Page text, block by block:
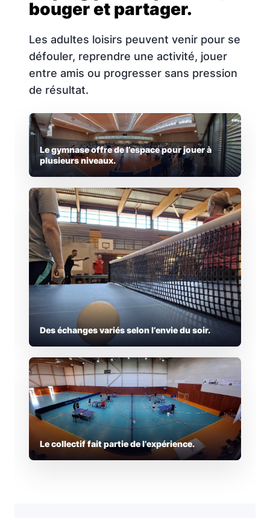
bouger et partager.
Les adultes loisirs peuvent venir pour se
défouler, reprendre une activité, jouer
entre amis ou progresser sans pression
de résultat.
Le gymnase offre de l’espace pour jouer à
plusieurs niveaux.
Des échanges variés selon l’envie du soir.
Le collectif fait partie de l’expérience.